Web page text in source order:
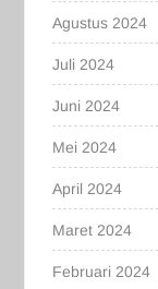
Agustus 2024
Juli 2024
Juni 2024
Mei 2024
April 2024
Maret 2024
Februari 2024